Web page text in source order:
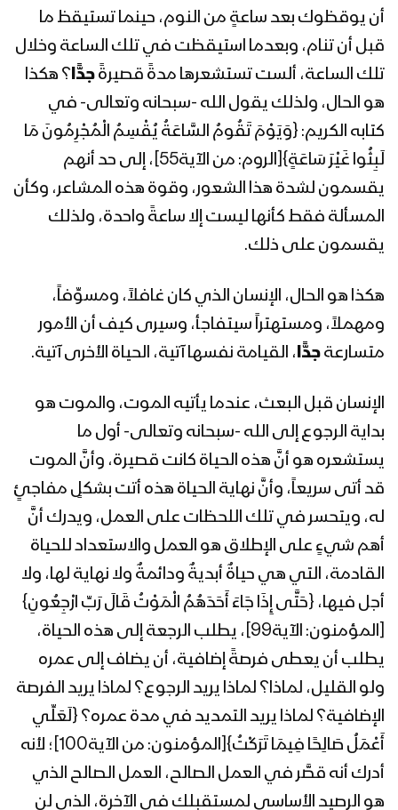
كلمة قائد الثورة السيد عبدالملك بدرالدين
الحوثي خلال لقاء موسع استقبالا لشهر
رمضان المبارك 1443هـ
المحاضرة الرمضانية الثامنة والعشرون
للسيد عبدالملك بدرالدين الحوثي 30
رمضان 1442هـ
المحاضرة الرمضانية السابعة والعشرون
رمضان 1442هـ
المحاضرة الرمضانية السادسة والعشرون
للسيد عبدالملك بدرالدين الحوثي 28
المحاضرة الرمضانية الخامسة والعشرون
للسيد عبدالملك بدرالدين الحوثي 27
رمضان 1442هـ
المحاضرة الرمضانية الرابعة والعشرون
للسيد عبدالملك بدرالدين الحوثي 26
رمضان 1442هـ
المحاضرة الرمضانية الثالثة والعشرون للسيد
عبدالملك بدرالدين الحوثي 25 رمضان
1442هـ
المحاضرة الرمضانية الثانية والعشرون للسيد
عبد الملك بدر الدين الحوثي 23 رمضان
1442هـ
المحاضرة الرمضانية الحادية والعشرون
للسيد عبدالملك بدرالدين الحوثي 22
رمضان 1442هـ
أن يوقظوك بعد ساعةٍ من النوم، حينما تستيقظ ما
قبل أن تنام، وبعدما استيقظت في تلك الساعة وخلال
تلك الساعة، ألست تستشعرها مدةً قصيرةً جدًّا؟ هكذا
هو الحال، ولذلك يقول الله -سبحانه وتعالى- في
كتابه الكريم: {وَيَوْمَ تَقُومُ السَّاعَةُ يُقْسِمُ الْمُجْرِمُونَ مَا
لَبِثُوا غَيْرَ سَاعَةٍ}[الروم: من الآية55]، إلى حد أنهم
يقسمون لشدة هذا الشعور، وقوة هذه المشاعر، وكأن
المسألة فقط كأنها ليست إلا ساعةً واحدة، ولذلك
يقسمون على ذلك.
هكذا هو الحال، الإنسان الذي كان غافلاً، ومسوِّفاً،
ومهملاً، ومستهتراً سيتفاجأ، وسيرى كيف أن الأمور
متسارعة جدًّا، القيامة نفسها آتية، الحياة الأخرى آتية.
الإنسان قبل البعث، عندما يأتيه الموت، والموت هو
بداية الرجوع إلى الله -سبحانه وتعالى- أول ما
يستشعره هو أنَّ هذه الحياة كانت قصيرة، وأنَّ الموت
قد أتى سريعاً، وأنَّ نهاية الحياة هذه أتت بشكلٍ مفاجئٍ
له، ويتحسر في تلك اللحظات على العمل، ويدرك أنَّ
أهم شيءٍ على الإطلاق هو العمل والاستعداد للحياة
القادمة، التي هي حياةٌ أبديةٌ ودائمةٌ ولا نهاية لها، ولا
أجل فيها، {حَتَّى إِذَا جَاءَ أَحَدَهُمُ الْمَوْتُ قَالَ رَبِّ ارْجِعُونِ}
[المؤمنون: الآية99]، يطلب الرجعة إلى هذه الحياة،
يطلب أن يعطى فرصةً إضافية، أن يضاف إلى عمره
ولو القليل، لماذا؟ لماذا يريد الرجوع؟ لماذا يريد الفرصة
الإضافية؟ لماذا يريد التمديد في مدة عمره؟ {لَعَلِّي
أَعْمَلُ صَالِحًا فِيمَا تَرَكْتُ}[المؤمنون: من الآية100]؛ لأنه
أدرك أنه قصَّر في العمل الصالح، العمل الصالح الذي
هو الرصيد الأساسي لمستقبلك في الآخرة، الذي لن